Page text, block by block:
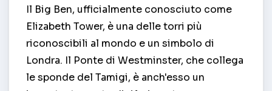
Il Big Ben, ufficialmente conosciuto come
Elizabeth Tower, è una delle torri più
riconoscibili al mondo e un simbolo di
Londra. Il Ponte di Westminster, che collega
le sponde del Tamigi, è anch'esso un